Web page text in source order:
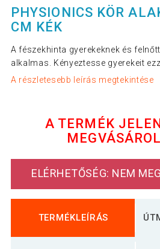
PHYSIONICS KÖR
CM KÉK
A fészekhinta gyerekeknek és
alkalmas. Kényeztesse gyerekeit
A részletesebb leírás megtekintése
A TERMÉK
ELÉRHETŐSÉG: NEM
TERMÉKLEÍRÁS